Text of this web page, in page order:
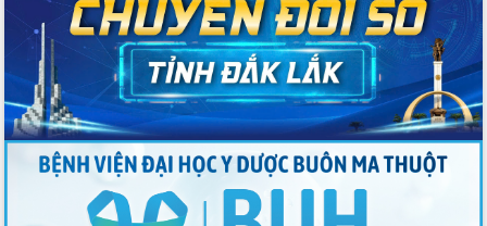
thủ tục trực tuyến lấy sự hài lòng của
doanh nghiệp làm thước đo phục vụ
Đảm bảo công tác bầu cử triển khai
đúng tiến độ, quy trình theo luật định
Ban Tuyên giáo và Dân vận Trung ương
tập huấn công tác khoa giáo năm 2025
Đắk Lắk hưởng ứng Ngày Pháp luật
Việt Nam 2025 và biểu dương 25 tập
thể, cá nhân tiêu biểu